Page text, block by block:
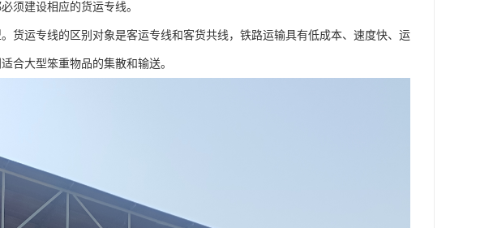
须建设相应的货运专线。
货运专线的区别对象是客运专线和客货共线，铁路运输具有低成本、速度快、运
合大型笨重物品的集散和输送。